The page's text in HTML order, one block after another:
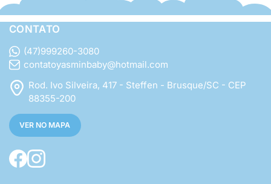
CONTATO
(47)999260-3080
contatoyasminbaby@hotmail.com
Rod. Ivo Silveira, 417 - Steffen - Brusque/SC - CEP
88355-200
VER NO MAPA